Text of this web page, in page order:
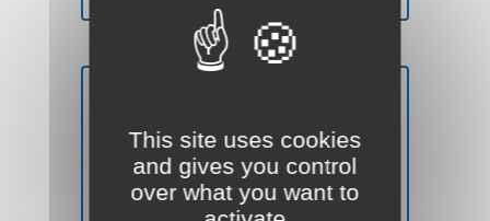
DÉLAIS
Votre site Web Vitrine sera mis en ligne
7 jours(voir nos CGVs).
This site uses cookies
and gives you control
over what you want to